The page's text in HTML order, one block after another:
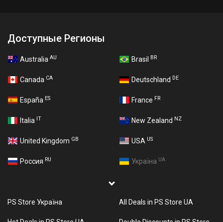
Доступные Регионы
Australia AU Brasil BR
Canada CA Deutschland DE
España ES France FR
Italia IT New Zealand NZ
United Kingdom GB USA US
Россия RU Україна UA
PS Store Україна All Deals in PS Store UA